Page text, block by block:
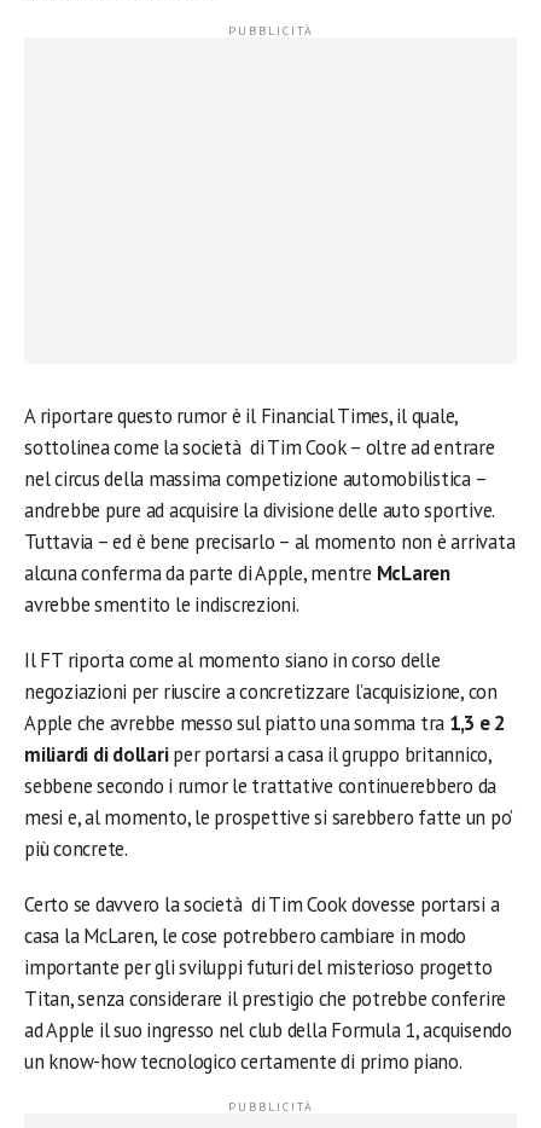
A riportare questo rumor è il Financial Times, il quale,
sottolinea come la società di Tim Cook – oltre ad entrare
nel circus della massima competizione automobilistica –
andrebbe pure ad acquisire la divisione delle auto sportive.
Tuttavia – ed è bene precisarlo – al momento non è arrivata
alcuna conferma da parte di Apple, mentre McLaren
avrebbe smentito le indiscrezioni.
Il FT riporta come al momento siano in corso delle
negoziazioni per riuscire a concretizzare l’acquisizione, con
Apple che avrebbe messo sul piatto una somma tra 1,3 e 2
miliardi di dollariper portarsi a casa il gruppo britannico,
sebbene secondo i rumor le trattative continuerebbero da
mesi e, al momento, le prospettive si sarebbero fatte un po’
più concrete.
Certo se davvero la società di Tim Cook dovesse portarsi a
casa la McLaren, le cose potrebbero cambiare in modo
importante per gli sviluppi futuri del misterioso progetto
Titan, senza considerare il prestigio che potrebbe conferire
ad Apple il suo ingresso nel club della Formula 1, acquisendo
un know-how tecnologico certamente di primo piano.